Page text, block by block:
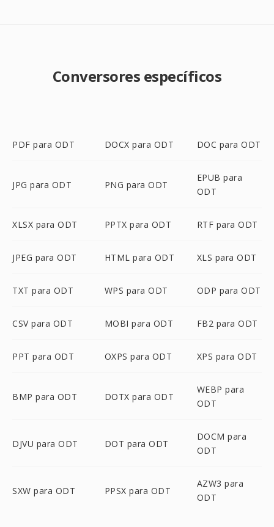
Conversores específicos
PDF para ODT DOCX para ODT DOC para ODT
JPG para ODT PNG para ODT
EPUB para
ODT
XLSX para ODT PPTX para ODT RTF para ODT
JPEG para ODT HTML para ODT XLS para ODT
TXT para ODT WPS para ODT ODP para ODT
CSV para ODT MOBI para ODT FB2 para ODT
PPT para ODT OXPS para ODT XPS para ODT
BMP para ODT DOTX para ODT
WEBP para
ODT
DJVU para ODT DOT para ODT
DOCM para
ODT
SXW para ODT PPSX para ODT
AZW3 para
ODT